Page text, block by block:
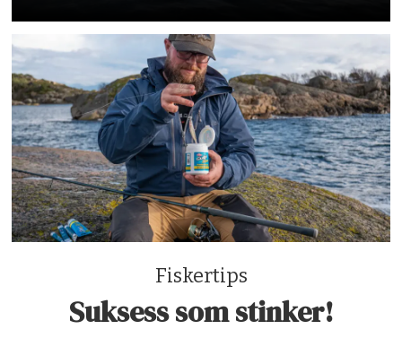
Fiskertips
Suksess som stinker!